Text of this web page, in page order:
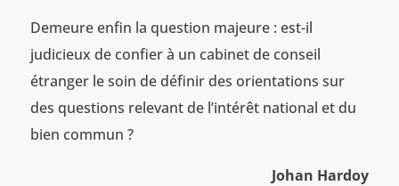
Demeure enfin la question majeure : est-il
judicieux de confier à un cabinet de conseil
étranger le soin de définir des orientations sur
des questions relevant de l’intérêt national et du
bien commun ?
Johan Hardoy